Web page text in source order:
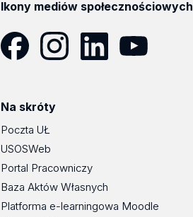
Ikony mediów społecznościowych
Na skróty
Poczta UŁ
USOSWeb
Portal Pracowniczy
Baza Aktów Własnych
Platforma e-learningowa Moodle